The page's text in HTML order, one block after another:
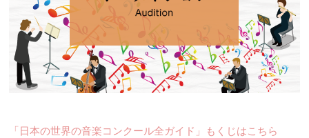
「日本の世界の音楽コンクール全ガイド」もくじはこちら